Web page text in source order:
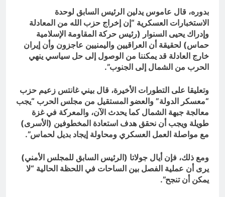
بدوره، قال عاموس يدلين الرئيس السابق لوحدة
الاستخبارات العسكرية “إن إخراج حزب الله من المعادلة
وإدراك يحيى السنوار (رئيس حركة المقاومة الإسلامية
حماس) لحقيقة أن العراقيين واليمنيين عاجزون وأن إيران
خارج العادلة قد يمكننا من الوصول إلى حل سياسي ينهي
الحرب من الشمال إلى الجنوب”.
وتعليقا على التطورات الأخيرة، قال بيني غانتس زعيم حزب
“معسكر الدولة” والعضو المستقيل من مجلس الحرب “يجب
معالجة جبهة الشمال كما يحدث الآن، والمعركة في غزة
طويلة ويجب أن نحقق هدف استعادة المخطوفين (الأسرى)
مع مواصلة العمل العسكري ومحاولة إيجاد بديل لحماس”.
ومع ذلك، فإن أيال جولاتا (الرئيس السابق للمجلس الأمني)
يرى أن عملية الفصل بين الساحات في اللحظة الحالية “لا
يمكن أن تنجح”.